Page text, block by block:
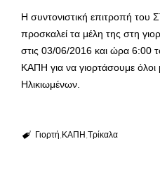
Η συντονιστική επιτροπή του
προσκαλεί τα μέλη της στη
στις 03/06/2016 και ώρα 6:00
ΚΑΠΗ για να γιορτάσουμε
Ηλικιωμένων.
Γιορτή ΚΑΠΗ Τρίκαλα